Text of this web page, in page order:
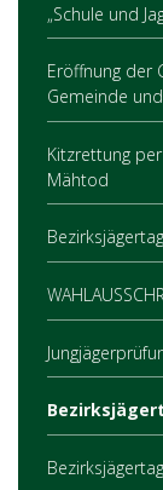
„Schule und
Eröffnung der
Gemeinde
Kitzrettung
Mähtod